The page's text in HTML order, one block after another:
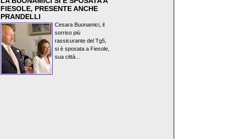
FIESOLE, PRESENTE ANCHE
PRANDELLI
Cesara Buonamici, il
sorriso più
rassicurante del Tg5,
si è sposata a Fiesole,
sua città...